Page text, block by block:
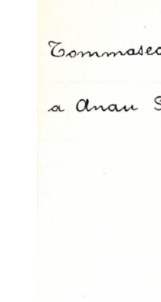
Fascicolo
Niccolò
Fascicolo
Fascicolo
Fascicolo
Fascicolo
Tommaseo,
Fascicolo
Eugenio (?)